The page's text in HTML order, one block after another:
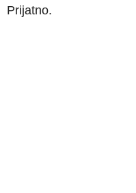
Prijatno.